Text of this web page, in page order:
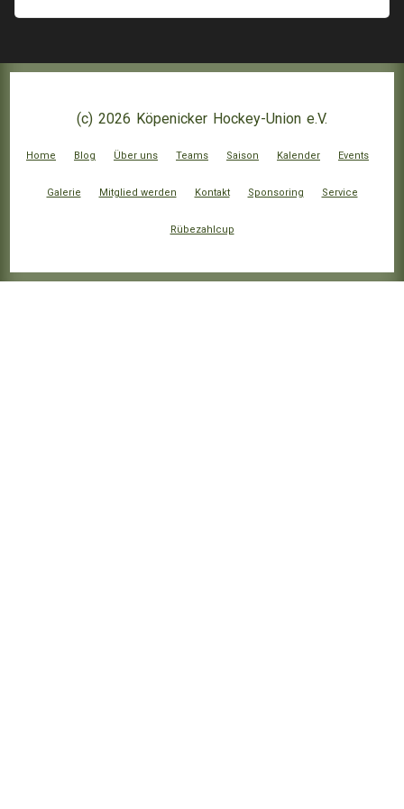
(c) 2026 Köpenicker Hockey-Union e.V.
Home Blog Über uns Teams Saison Kalender Events
Galerie Mitglied werden Kontakt Sponsoring Service
Rübezahlcup